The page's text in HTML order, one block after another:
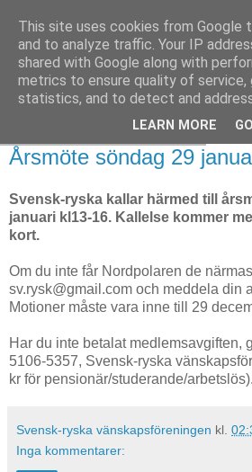
Årsmöte söndag 29
Svensk-ryska kallar härmed till
januari kl13-16. Kallelse kommer
kort.
Om du inte får Nordpolaren de
sv.rysk@gmail.com och meddela din
Motioner måste vara inne till 29
Har du inte betalat medlemsavgiften,
5106-5357, Svensk-ryska
kr för pensionär/studerande/arbetslös).
Svensk-ryska vänskapsföreningen kl.
Inga kommentarer:
This site uses cookies from Google
and to analyze traffic. Your IP
shared with Google along with
metrics to ensure quality of service,
statistics, and to detect and
LEARN MORE